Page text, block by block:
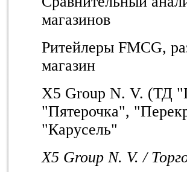
магазинов
Ритейлеры FMCG,
магазин
X5 Group N. V. (ТД
"Пятерочка",
"Карусель"
X5 Group N. V. /